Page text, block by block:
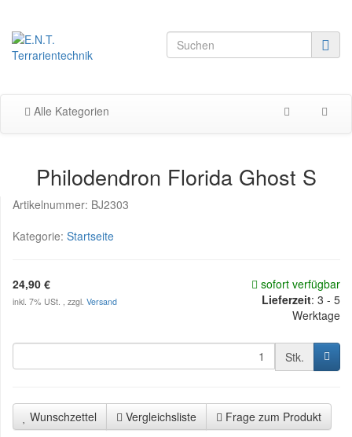
Alle Kategorien
Philodendron Florida Ghost S
Artikelnummer: BJ2303
Kategorie: Startseite
24,90 €
inkl. 7% USt. , zzgl. Versand
sofort verfügbar
Lieferzeit: 3 - 5
Werktage
Stk.
Wunschzettel Vergleichsliste Frage zum Produkt